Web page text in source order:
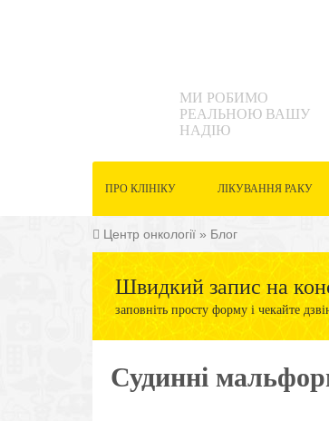
МИ РОБИМО
РЕАЛЬНОЮ ВАШУ
НАДІЮ
ПРО КЛІНІКУ ЛІКУВАННЯ РАКУ
Центр онкології » Блог
Швидкий запис на
заповніть просту форму і чекайте
Судинні